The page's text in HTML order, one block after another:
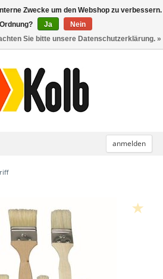
anmelden
Zwecke um den Webshop zu verbessern.
Ja
Nein
Sie bitte unsere Datenschutzerklärung. »